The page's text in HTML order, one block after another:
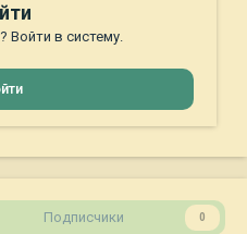
Войти в систему.
Подписчики 0